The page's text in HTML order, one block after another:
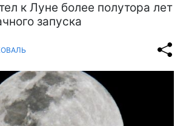
к Луне более полутора лет
запуска